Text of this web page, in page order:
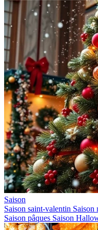
Saison
Saison saint-valentin Saison
Saison pâques Saison